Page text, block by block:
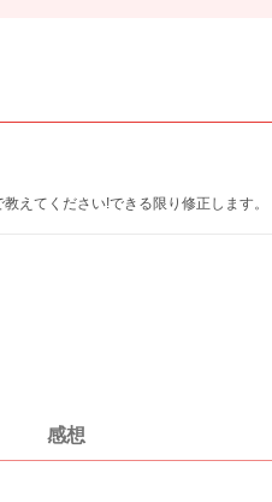
えてください!できる限り修正します。
感想